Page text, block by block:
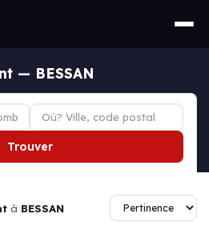
— BESSAN
Trouver
à BESSAN